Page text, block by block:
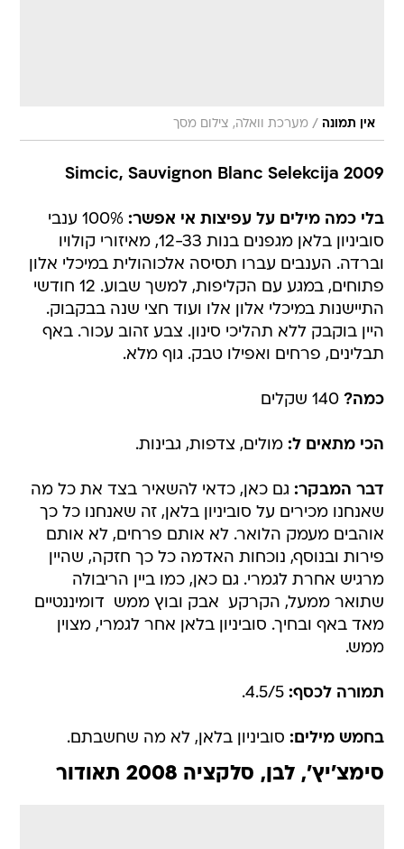
אין תמונה / מערכת וואלה, צילום מסך
Simcic, Sauvignon Blanc Selekcija 2009
בלי כמה מילים על עפיצות אי אפשר:
100% ענבי
סוביניון בלאן מגפנים בנות 12-33, מאיזורי קולויו
וברדה. הענבים עברו תסיסה אלכוהולית במיכלי אלון
פתוחים, במגע עם הקליפות, למשך שבוע. 12 חודשי
התיישנות במיכלי אלון אלו ועוד חצי שנה בבקבוק.
היין בוקבק ללא תהליכי סינון. צבע זהוב עכור. באף
תבלינים, פרחים ואפילו טבק. גוף מלא.
כמה? 140 שקלים
הכי מתאים ל: מולים, צדפות, גבינות.
דבר המבקר: גם כאן, כדאי להשאיר בצד את כל מה
שאנחנו מכירים על סוביניון בלאן, זה שאנחנו כל כך
אוהבים מעמק הלואר. לא אותם פרחים, לא אותם
פירות ובנוסף, נוכחות האדמה כל כך חזקה, שהיין
מרגיש אחרת לגמרי. גם כאן, כמו ביין הריבולה
שתואר ממעל, הקרקע  אבק ובוץ ממש  דומיננטיים
מאד באף ובחיך. סוביניון בלאן אחר לגמרי, מצוין
ממש.
תמורה לכסף: 4.5/5.
בחמש מילים: סוביניון בלאן, לא מה שחשבתם.
סימצ'יץ', לבן, סלקציה 2008 תאודור